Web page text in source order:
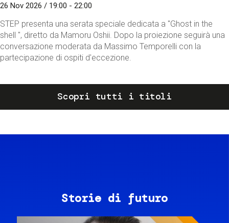
26 Nov 2026 / 19:00 - 22:00
STEP presenta una serata speciale dedicata a "Ghost in the
shell ", diretto da Mamoru Oshii. Dopo la proiezione seguirà una
conversazione moderata da Massimo Temporelli con la
partecipazione di ospiti d'eccezione.
Scopri tutti i titoli
Storie di futuro